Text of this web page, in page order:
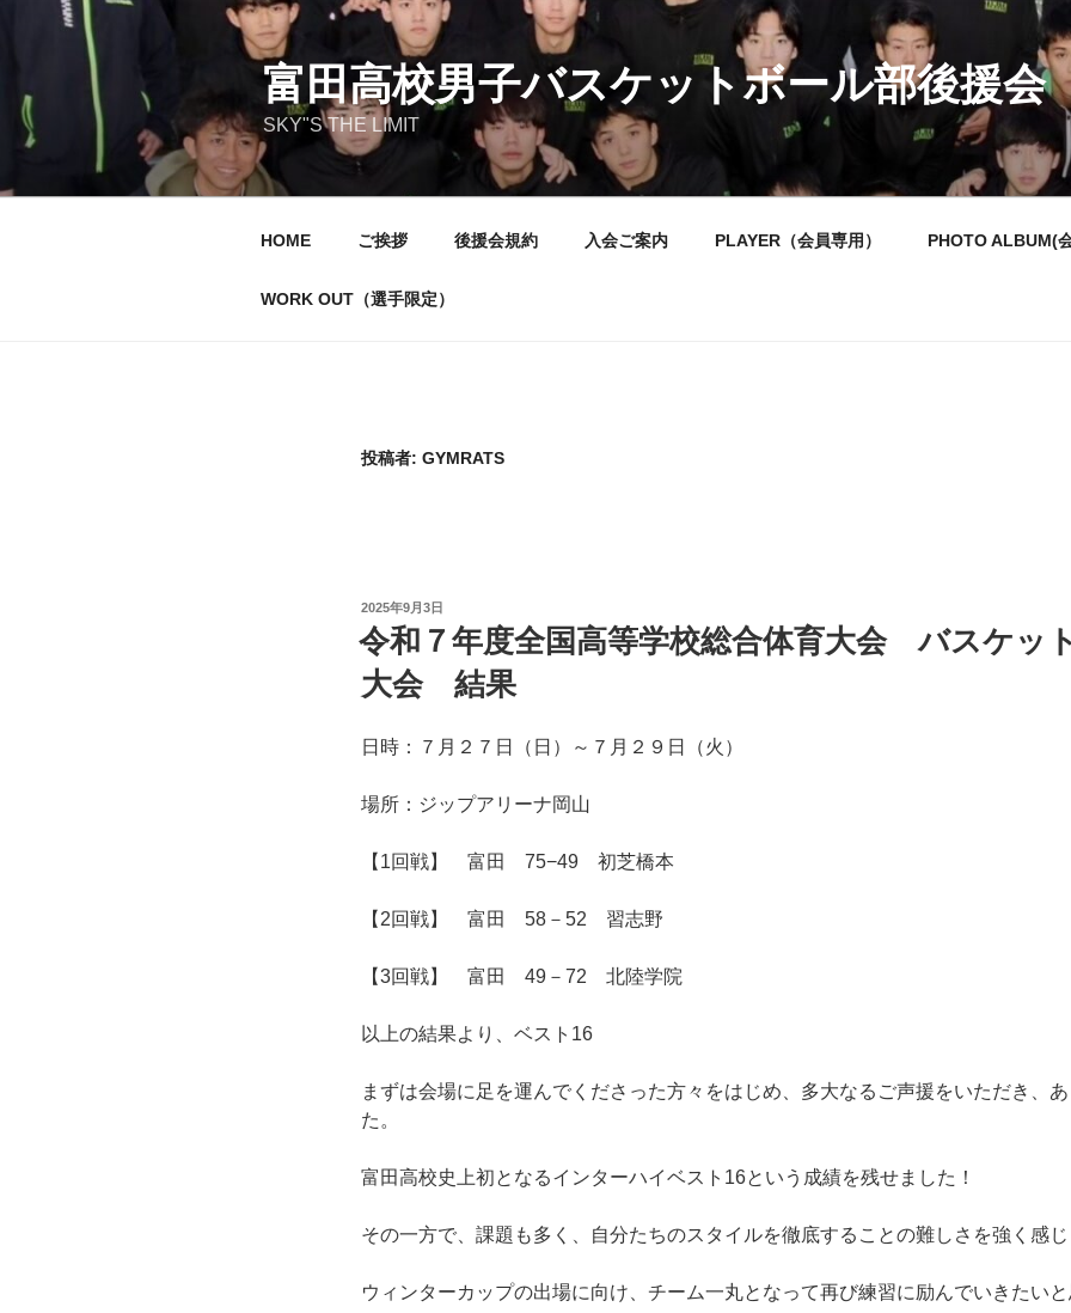
ス
富田高校男子バスケットボール部後援会
SKY"S THE LIMIT
HOME ご挨拶 後援会規約 入会ご案内 PLAYER（会員専用） PHOTO ALBUM(
WORK OUT（選手限定）
投稿者: GYMRATS
投
稿
日:
2025年9月3日
令和７年度全国高等学校総合体育大会 バスケッ
大会 結果
日時：７月２７日（日）～７月２９日（火）
場所：ジップアリーナ岡山
【1回戦】 富田 75−49 初芝橋本
【2回戦】 富田 58－52 習志野
【3回戦】 富田 49－72 北陸学院
以上の結果より、ベスト16
まずは会場に足を運んでくださった方々をはじめ、多大なるご声援をいただき、
た。
富田高校史上初となるインターハイベスト16という成績を残せました！
その一方で、課題も多く、自分たちのスタイルを徹底することの難しさを強く感じ
ウィンターカップの出場に向け、チーム一丸となって再び練習に励んでいきたいと